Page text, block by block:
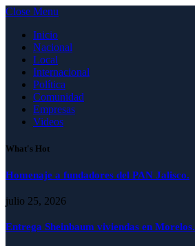
Close Menu
Inicio
Nacional
Local
Internacional
Política
Comunidad
Empresas
Videos
What's Hot
Homenaje a fundadores del PAN Jalisco.
julio 25, 2026
Entrega Sheinbaum viviendas en Morelos.